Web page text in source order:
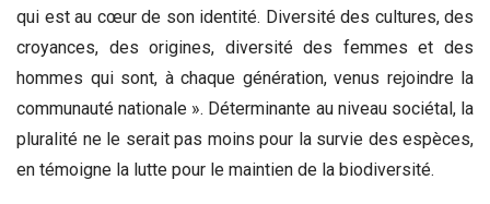
qui est au cœur de son identité. Diversité des cultures, des
croyances, des origines, diversité des femmes et des
hommes qui sont, à chaque génération, venus rejoindre la
communauté nationale ». Déterminante au niveau sociétal, la
pluralité ne le serait pas moins pour la survie des espèces,
en témoigne la lutte pour le maintien de la biodiversité.